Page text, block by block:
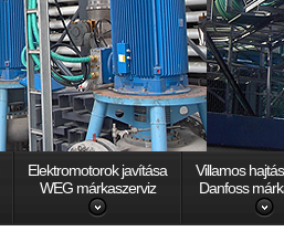
Elektromotorok javítása
WEG márkaszerviz
Villamos
Danfoss